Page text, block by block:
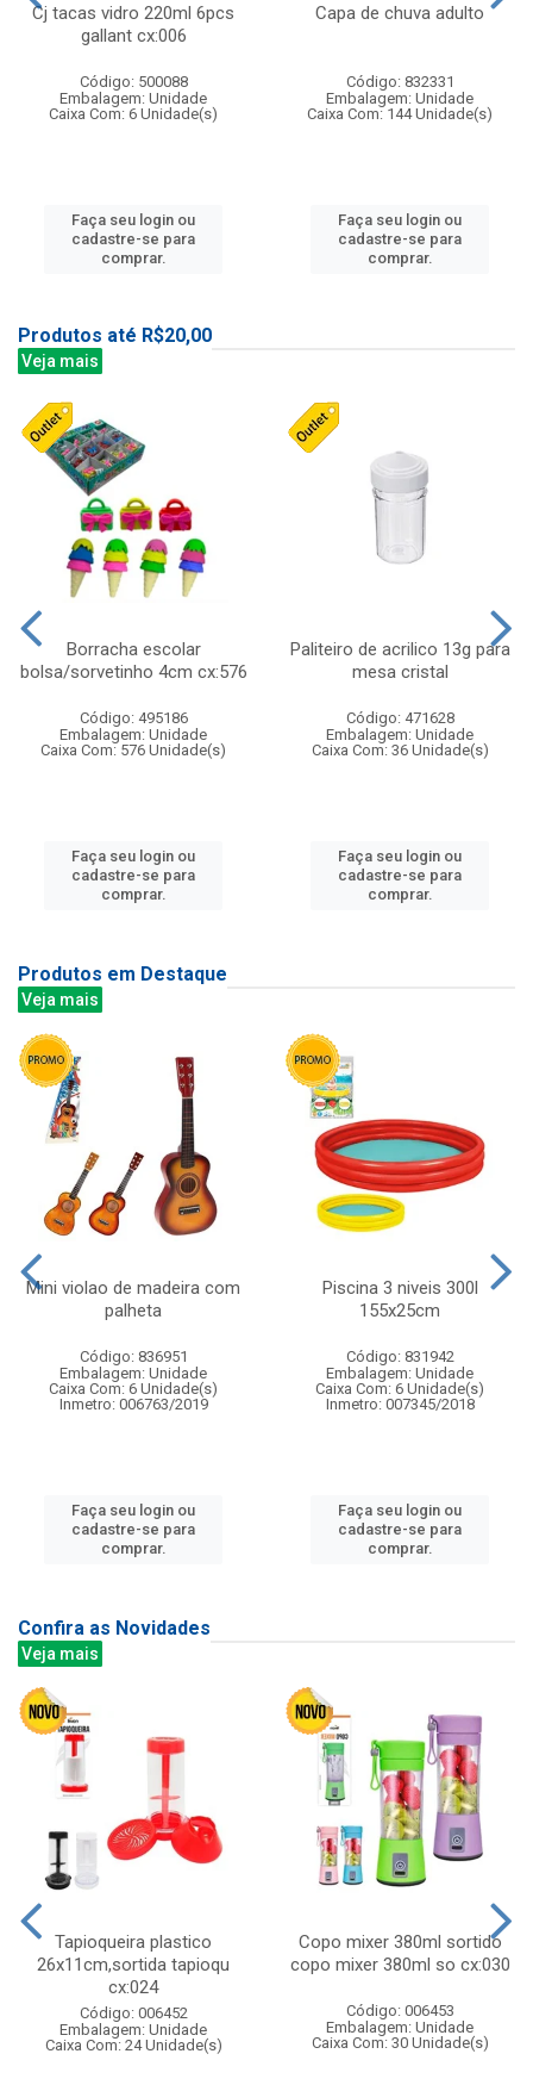
Cj tacas vidro 220ml 6pcs
gallant cx:006
Código: 500088
Embalagem: Unidade
Caixa Com: 6 Unidade(s)
Faça seu login ou
cadastre-se para
comprar.
Capa de chuva adulto
Código: 832331
Embalagem: Unidade
Caixa Com: 144 Unidade(s)
Faça seu login ou
cadastre-se para
comprar.
Produtos até R$20,00
Veja mais
Borracha escolar
bolsa/sorvetinho 4cm cx:576
Código: 495186
Embalagem: Unidade
Caixa Com: 576 Unidade(s)
Faça seu login ou
cadastre-se para
comprar.
Paliteiro de acrilico 13g para
mesa cristal
Código: 471628
Embalagem: Unidade
Caixa Com: 36 Unidade(s)
Faça seu login ou
cadastre-se para
comprar.
Produtos em Destaque
Veja mais
Mini violao de madeira com
palheta
Código: 836951
Embalagem: Unidade
Caixa Com: 6 Unidade(s)
Inmetro: 006763/2019
Faça seu login ou
cadastre-se para
comprar.
Piscina 3 niveis 300l
155x25cm
Código: 831942
Embalagem: Unidade
Caixa Com: 6 Unidade(s)
Inmetro: 007345/2018
Faça seu login ou
cadastre-se para
comprar.
Confira as Novidades
Veja mais
Tapioqueira plastico
26x11cm,sortida tapioqu
cx:024
Código: 006452
Embalagem: Unidade
Caixa Com: 24 Unidade(s)
Copo mixer 380ml sortido
copo mixer 380ml so cx:030
Código: 006453
Embalagem: Unidade
Caixa Com: 30 Unidade(s)